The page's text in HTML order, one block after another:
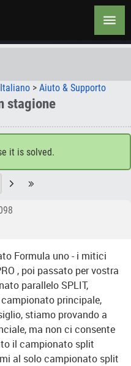
> Aiuto & Supporto
stagione
it is solved.
Formula uno - i mitici
, poi passato per vostra
parallelo SPLIT,
principale,
stiamo provando a
ma non ci consente
il campionato split
al solo campionato split